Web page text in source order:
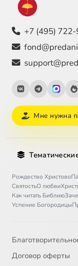
+7 (495)
Мне нужна
Рождество Христово
СвятостьО любви
Как читать Библию
Успение Богородицы
Договор оферты